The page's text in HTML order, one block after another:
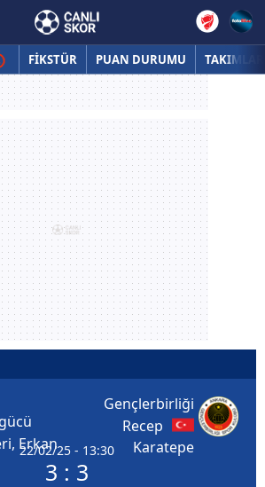
FİKSTÜR PUAN DURUMU TAKIMLAR
Erkan
22/02/25 - 13:30
3 : 3
Gençlerbirliği
Recep
Karatepe